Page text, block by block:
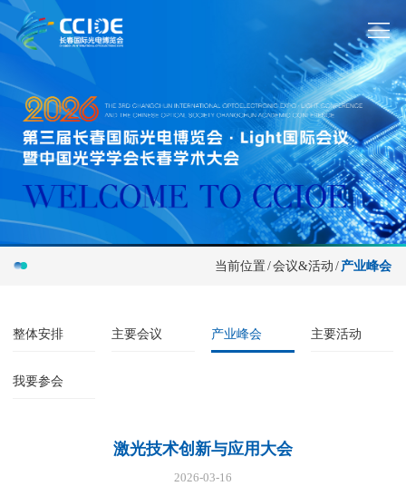
当前位置/会议&活动 /产业峰会
整体安排 主要会议 产业峰会 主要活动
我要参会
激光技术创新与应用大会
2026-03-16